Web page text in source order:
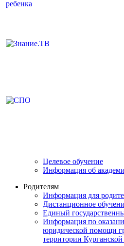
Целевое обучение
Информация об
Родителям
Информация для
Дистанционное
Единый
Информация по
юридической помощи
территории Курганской